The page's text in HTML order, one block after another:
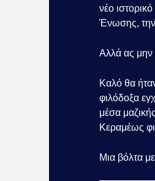
νέο
Ένωσης, την
Αλλά ας μην
Καλό θα
φιλόδοξα
μέσα
Κεραμέως
Μια βόλτα